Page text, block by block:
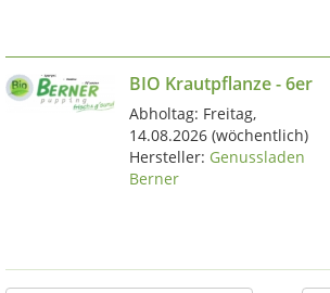
BIO Krautpflanze - 6er
Abholtag: Freitag,
14.08.2026(wöchentlich)
Hersteller: Genussladen
Berner